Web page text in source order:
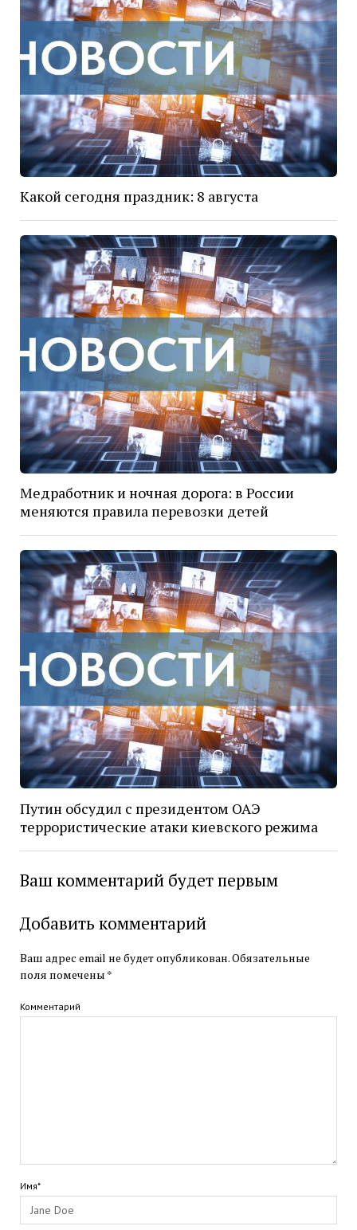
Какой сегодня праздник: 8 августа
Медработник и ночная дорога: в России
меняются правила перевозки детей
Путин обсудил с президентом ОАЭ
террористические атаки киевского режима
Ваш комментарий будет первым
Добавить комментарий
Ваш адрес email не будет опубликован.Обязательные
поля помечены *
Комментарий
Имя*